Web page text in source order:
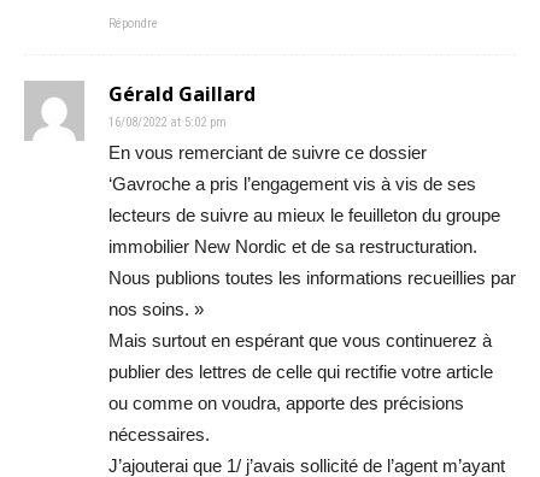
Répondre
Gérald Gaillard
16/08/2022 at 5:02 pm
En vous remerciant de suivre ce dossier
‘Gavroche a pris l’engagement vis à vis de ses
lecteurs de suivre au mieux le feuilleton du groupe
immobilier New Nordic et de sa restructuration.
Nous publions toutes les informations recueillies par
nos soins. »
Mais surtout en espérant que vous continuerez à
publier des lettres de celle qui rectifie votre article
ou comme on voudra, apporte des précisions
nécessaires.
J’ajouterai que 1/ j’avais sollicité de l’agent m’ayant